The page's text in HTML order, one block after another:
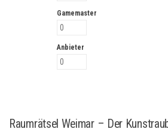
Gamemaster
Anbieter
Raumrätsel Weimar – Der